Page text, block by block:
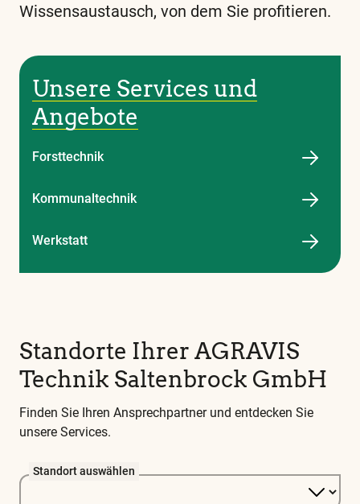
Wissensaustausch, von dem Sie profitieren.
alle
Unsere Services und
Angebote
Forsttechnik
Kommunaltechnik
Werkstatt
Standorte Ihrer AGRAVIS
Technik Saltenbrock GmbH
Finden Sie Ihren Ansprechpartner und entdecken Sie
unsere Services.
Standort auswählen